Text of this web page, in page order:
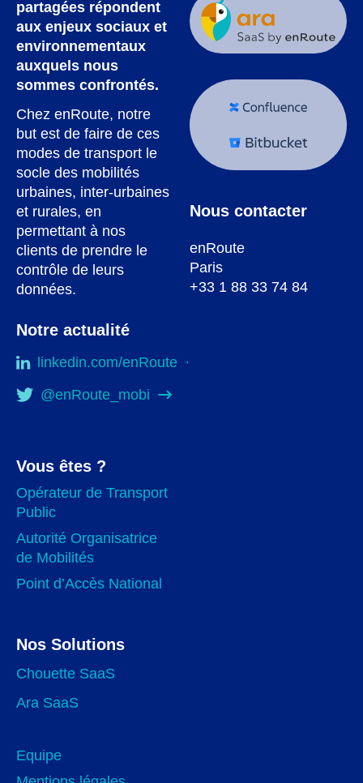
partagées répondent
aux enjeux sociaux et
environnementaux
auxquels nous
sommes confrontés.
Chez enRoute, notre
but est de faire de ces
modes de transport le
socle des mobilités
urbaines, inter-urbaines
et rurales, en
permettant à nos
clients de prendre le
contrôle de leurs
données.
Notre actualité
linkedin.com/enRoute
@enRoute_mobi
Nous contacter
enRoute
Paris
+33 1 88 33 74 84
Vous êtes ?
Opérateur de Transport
Public
Autorité Organisatrice
de Mobilités
Point d’Accès National
Nos Solutions
Chouette SaaS
Ara SaaS
Equipe